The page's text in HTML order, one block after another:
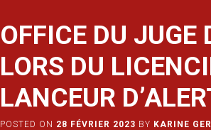
OFFICE DU JUGE
LORS DU
LANCEUR
POSTED ON 28 FÉVRIER 2023 BY KARINE